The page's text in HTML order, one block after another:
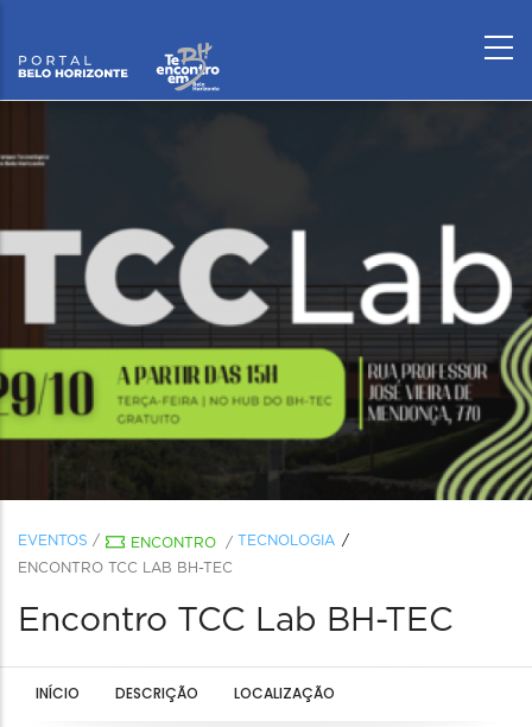
EVENTOS / ENCONTRO / TECNOLOGIA
ENCONTRO TCC LAB BH-TEC
Encontro TCC Lab BH-TEC
INÍCIO DESCRIÇÃO LOCALIZAÇÃO